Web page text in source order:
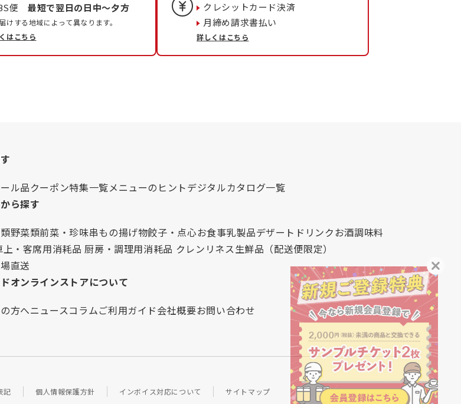
便最短で翌日の日中〜夕方
けする地域によって異なります。
はこちら
クレシットカード決済
月締め請求書払い
詳しくはこちら
ル品クーポン特集一覧メニューのヒントデジタルカタログ一覧
ら探す
野菜類前菜・珍味串もの揚げ物餃子・点心お食事乳製品デザート ドリンクお酒調味料
・客席用消耗品 厨房・調理用消耗品 クレンリネス生鮮品（配送便限定）
直送
オンラインストアについて
方へニュースコラムご利用ガイド会社概要お問い合わせ
記 個人情報保護方針 インボイス対応について サイトマップ